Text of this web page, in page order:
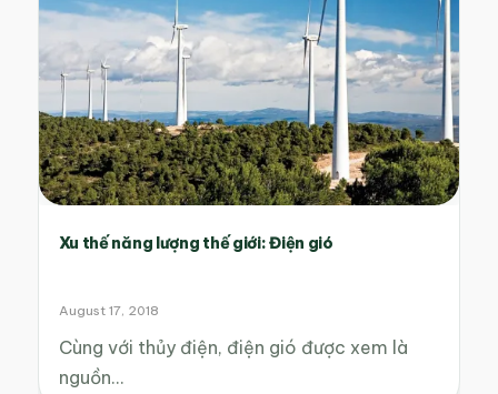
Xu thế năng lượng thế giới: Điện gió
August 17, 2018
Cùng với thủy điện, điện gió được xem là
nguồn…